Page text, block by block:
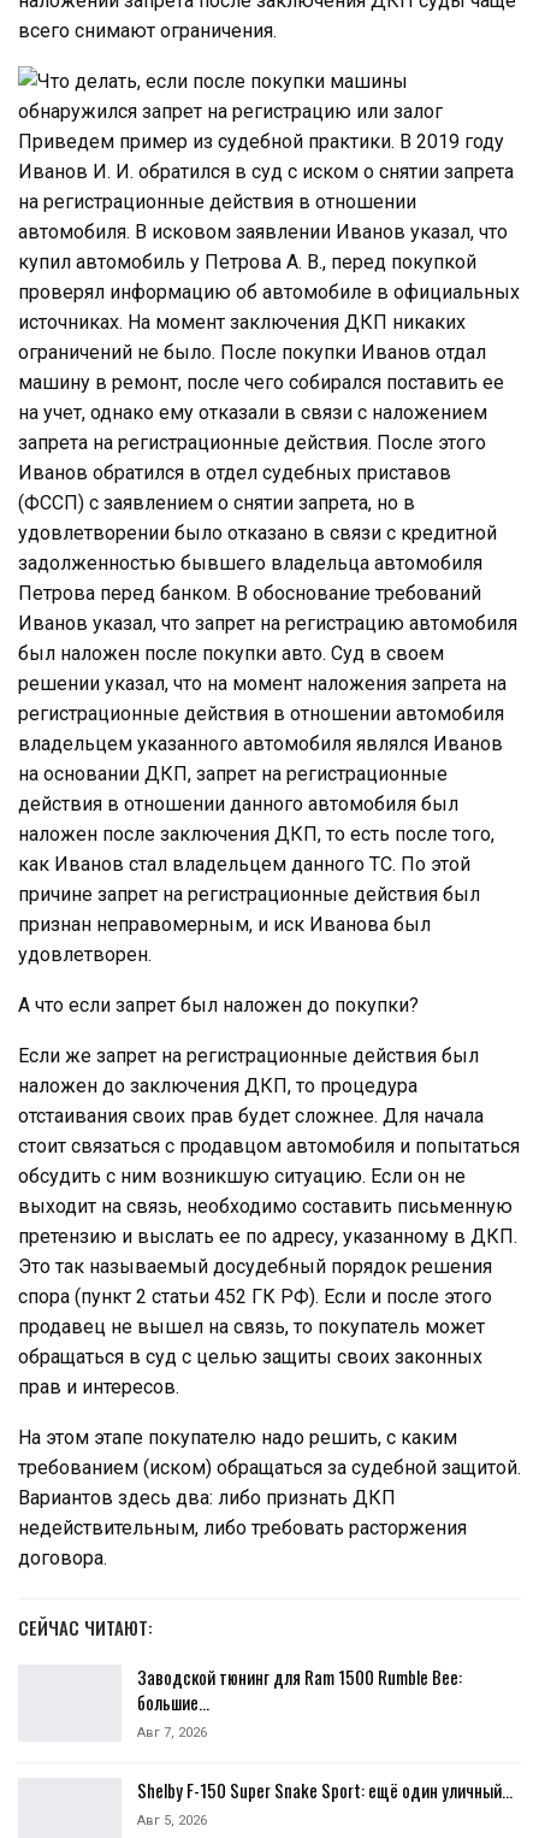
всего снимают ограничения.
Приведем пример из судебной практики. В 2019 году
Иванов И. И. обратился в суд с иском о снятии запрета
на регистрационные действия в отношении
автомобиля. В исковом заявлении Иванов указал, что
купил автомобиль у Петрова А. В., перед покупкой
проверял информацию об автомобиле в официальных
источниках. На момент заключения ДКП никаких
ограничений не было. После покупки Иванов отдал
машину в ремонт, после чего собирался поставить ее
на учет, однако ему отказали в связи с наложением
запрета на регистрационные действия. После этого
Иванов обратился в отдел судебных приставов
(ФССП) с заявлением о снятии запрета, но в
удовлетворении было отказано в связи с кредитной
задолженностью бывшего владельца автомобиля
Петрова перед банком. В обоснование требований
Иванов указал, что запрет на регистрацию автомобиля
был наложен после покупки авто. Суд в своем
решении указал, что на момент наложения запрета на
регистрационные действия в отношении автомобиля
владельцем указанного автомобиля являлся Иванов
на основании ДКП, запрет на регистрационные
действия в отношении данного автомобиля был
наложен после заключения ДКП, то есть после того,
как Иванов стал владельцем данного ТС. По этой
причине запрет на регистрационные действия был
признан неправомерным, и иск Иванова был
удовлетворен.
А что если запрет был наложен до покупки?
Если же запрет на регистрационные действия был
наложен до заключения ДКП, то процедура
отстаивания своих прав будет сложнее. Для начала
стоит связаться с продавцом автомобиля и попытаться
обсудить с ним возникшую ситуацию. Если он не
выходит на связь, необходимо составить письменную
претензию и выслать ее по адресу, указанному в ДКП.
Это так называемый досудебный порядок решения
спора (пункт 2 статьи 452 ГК РФ). Если и после этого
продавец не вышел на связь, то покупатель может
обращаться в суд с целью защиты своих законных
прав и интересов.
На этом этапе покупателю надо решить, с каким
требованием (иском) обращаться за судебной защитой.
Вариантов здесь два: либо признать ДКП
недействительным, либо требовать расторжения
договора.
СЕЙЧАС ЧИТАЮТ:
Заводской тюнинг для Ram 1500 Rumble Bee:
большие…
Авг 7, 2026
Shelby F-150 Super Snake Sport: ещё один уличный…
Авг 5, 2026